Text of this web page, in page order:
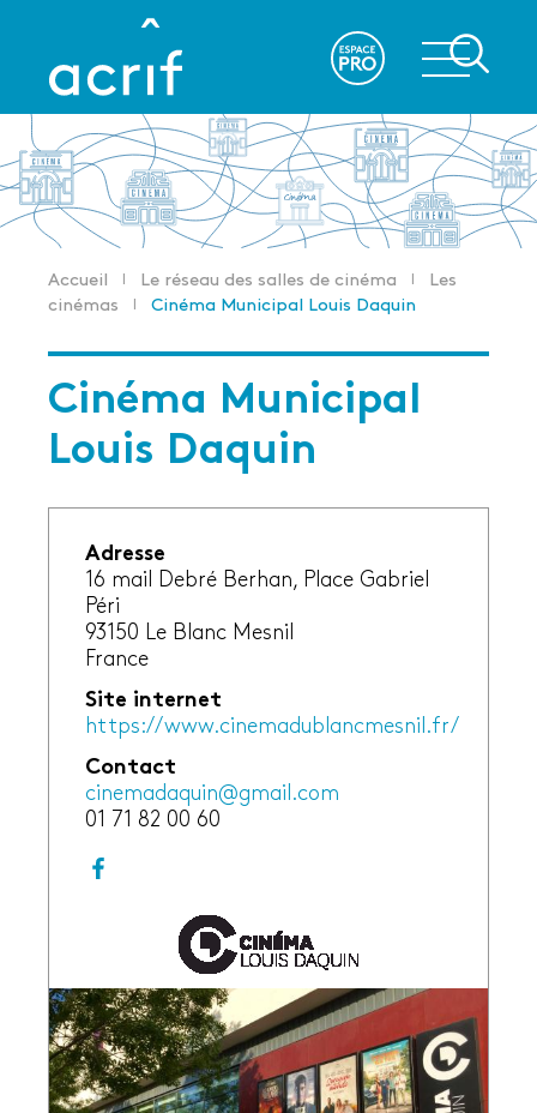
contenu
principal
Fil
Accueil Le réseau des salles de cinéma
Les
cinémas
Cinéma Municipal Louis Daquin
Cinéma Municipal
Louis Daquin
Adresse
16 mail Debré Berhan, Place Gabriel
Péri
93150 Le Blanc Mesnil
France
Site internet
https://www.cinemadublancmesnil.fr/
Contact
cinemadaquin@gmail.com
01 71 82 00 60